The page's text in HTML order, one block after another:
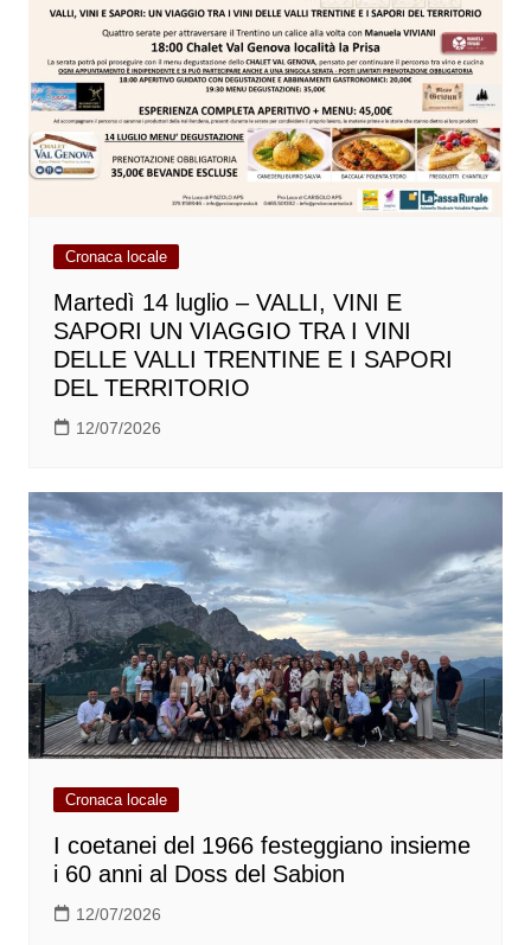
Cronaca locale
Martedì 14 luglio – VALLI, VINI E
SAPORI UN VIAGGIO TRA I VINI
DELLE VALLI TRENTINE E I SAPORI
DEL TERRITORIO
12/07/2026
Cronaca locale
I coetanei del 1966 festeggiano insieme
i 60 anni al Doss del Sabion
12/07/2026